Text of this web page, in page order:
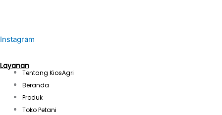
Instagram
Layanan
Tentang KiosAgri
Beranda
Produk
Toko Petani